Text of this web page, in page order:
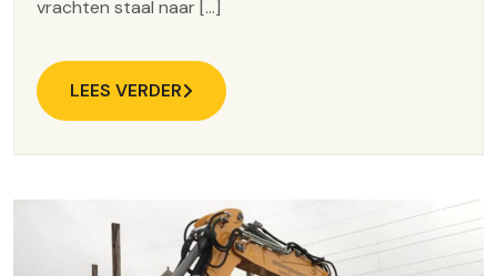
vrachten staal naar […]
LEES VERDER